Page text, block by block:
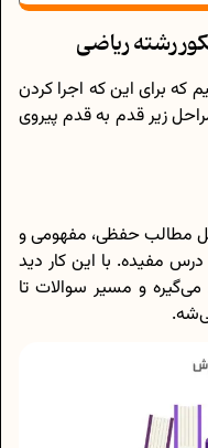
رشته ریاضی
که برای این که اجرا کردن
زیر قدم به قدم پیروی
مطالب حفظی، مفهومی و
مفیده. با این کار دید
و مسیر سوالات تا